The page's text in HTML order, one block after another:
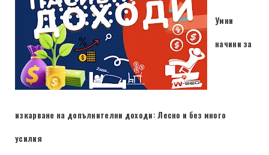
Умни
начини за
изкарване на допълнителни доходи: Лесно и без много
усилия